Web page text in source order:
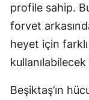
profile sahip.
forvet
heyet için
Beşiktaş’ın